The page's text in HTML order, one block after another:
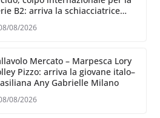
B2: arriva la schiacciatrice
08/2026
Mercato – Marpesca Lory
Pizzo: arriva la giovane italo–
Any Gabrielle Milano
08/2026